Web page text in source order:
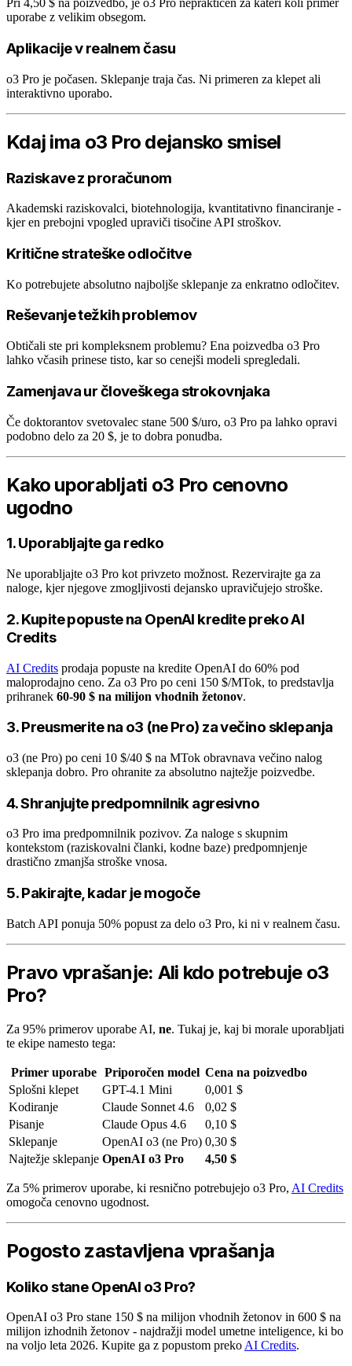
Pri 4,50 $ na poizvedbo, je o3 Pro nepraktičen za kateri koli primer
uporabe z velikim obsegom.
Aplikacije v realnem času
o3 Pro je počasen. Sklepanje traja čas. Ni primeren za klepet ali
interaktivno uporabo.
Kdaj ima o3 Pro dejansko smisel
Raziskave z proračunom
Akademski raziskovalci, biotehnologija, kvantitativno financiranje -
kjer en prebojni vpogled upraviči tisočine API stroškov.
Kritične strateške odločitve
Ko potrebujete absolutno najboljše sklepanje za enkratno odločitev.
Reševanje težkih problemov
Obtičali ste pri kompleksnem problemu? Ena poizvedba o3 Pro
lahko včasih prinese tisto, kar so cenejši modeli spregledali.
Zamenjava ur človeškega strokovnjaka
Če doktorantov svetovalec stane 500 $/uro, o3 Pro pa lahko opravi
podobno delo za 20 $, je to dobra ponudba.
Kako uporabljati o3 Pro cenovno
ugodno
1. Uporabljajte ga redko
Ne uporabljajte o3 Pro kot privzeto možnost. Rezervirajte ga za
naloge, kjer njegove zmogljivosti dejansko upravičujejo stroške.
2. Kupite popuste na OpenAI kredite preko AI
Credits
AI Credits prodaja popuste na kredite OpenAI do 60% pod
maloprodajno ceno. Za o3 Pro po ceni 150 $/MTok, to predstavlja
prihranek 60-90 $ na milijon vhodnih žetonov.
3. Preusmerite na o3 (ne Pro) za večino sklepanja
o3 (ne Pro) po ceni 10 $/40 $ na MTok obravnava večino nalog
sklepanja dobro. Pro ohranite za absolutno najtežje poizvedbe.
4. Shranjujte predpomnilnik agresivno
o3 Pro ima predpomnilnik pozivov. Za naloge s skupnim
kontekstom (raziskovalni članki, kodne baze) predpomnjenje
drastično zmanjša stroške vnosa.
5. Pakirajte, kadar je mogoče
Batch API ponuja 50% popust za delo o3 Pro, ki ni v realnem času.
Pravo vprašanje: Ali kdo potrebuje o3
Pro?
Za 95% primerov uporabe AI, ne. Tukaj je, kaj bi morale uporabljati
te ekipe namesto tega:
Primer uporabe Priporočen model Cena na poizvedbo
Splošni klepet
GPT-4.1 Mini
0,001 $
Kodiranje
Claude Sonnet 4.6
0,02 $
Pisanje
Claude Opus 4.6
0,10 $
Sklepanje
OpenAI o3 (ne Pro) 0,30 $
Najtežje sklepanje OpenAI o3 Pro 4,50 $
Za 5% primerov uporabe, ki resnično potrebujejo o3 Pro, AI Credits
omogoča cenovno ugodnost.
Pogosto zastavljena vprašanja
Koliko stane OpenAI o3 Pro?
OpenAI o3 Pro stane 150 $ na milijon vhodnih žetonov in 600 $ na
milijon izhodnih žetonov - najdražji model umetne inteligence, ki bo
na voljo leta 2026. Kupite ga z popustom preko AI Credits.